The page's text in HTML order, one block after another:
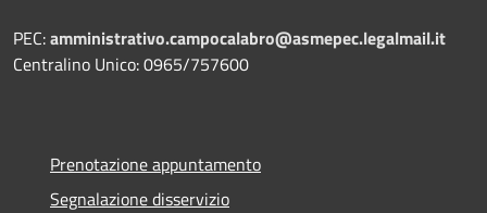
PEC:amministrativo.campocalabro@asmepec.legalmail.it
Centralino Unico: 0965/757600
Prenotazione appuntamento
Segnalazione disservizio